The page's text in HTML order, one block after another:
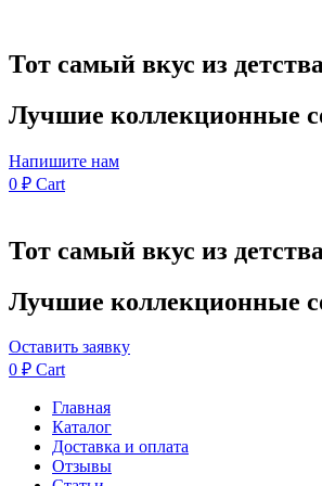
Тот самый вкус из
Лучшие коллекционные
Напишите нам
0 ₽ Cart
Тот самый вкус из
Лучшие коллекционные
Оставить заявку
0 ₽ Cart
Главная
Каталог
Доставка и оплата
Отзывы